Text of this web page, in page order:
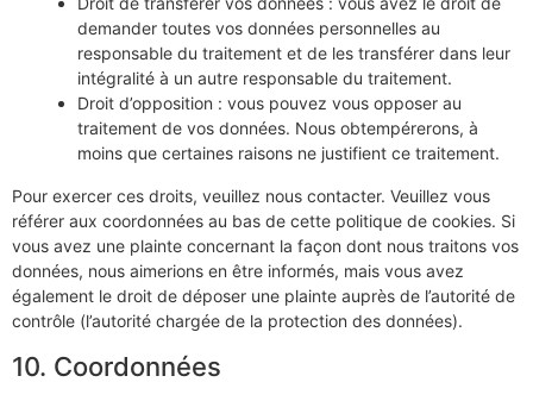
demander toutes vos données personnelles au
responsable du traitement et de les transférer dans leur
intégralité à un autre responsable du traitement.
Droit d’opposition : vous pouvez vous opposer au
traitement de vos données. Nous obtempérerons, à
moins que certaines raisons ne justifient ce traitement.
Pour exercer ces droits, veuillez nous contacter. Veuillez vous
référer aux coordonnées au bas de cette politique de cookies. Si
vous avez une plainte concernant la façon dont nous traitons vos
données, nous aimerions en être informés, mais vous avez
également le droit de déposer une plainte auprès de l’autorité de
contrôle (l’autorité chargée de la protection des données).
10. Coordonnées